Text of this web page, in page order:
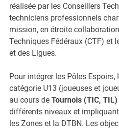
réalisée par les Conseillers
techniciens professionnels
mission, en étroite
Techniques Fédéraux (CTF) et
et des Ligues.
Pour intégrer les Pôles Espoirs,
catégorie U13 (joueuses et
au cours deTournois (TIC, TIL)
différents niveaux et
les Zones et la DTBN. Les